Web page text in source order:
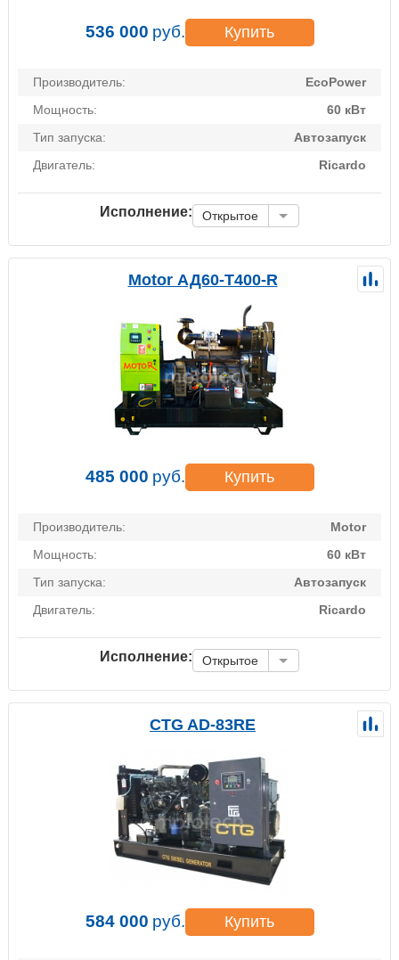
536 000 руб. Купить
Производитель:
EcoPower
Мощность:
60 кВт
Тип запуска:
Автозапуск
Двигатель:
Ricardo
Исполнение: Открытое
Motor АД60-Т400-R
485 000 руб. Купить
Производитель:
Motor
Мощность:
60 кВт
Тип запуска:
Автозапуск
Двигатель:
Ricardo
Исполнение: Открытое
CTG AD-83RE
584 000 руб. Купить